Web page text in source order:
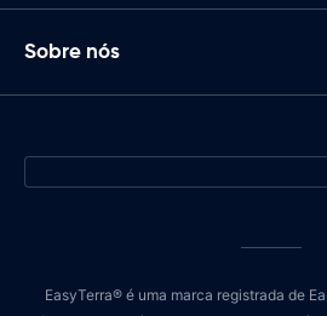
Sobre nós
EasyTerra® é uma marca registrada de